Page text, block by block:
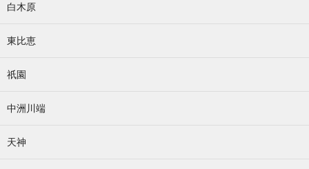
白木原
東比恵
祇園
中洲川端
天神